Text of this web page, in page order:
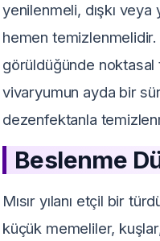
yenilenmeli, dışkı veya
hemen temizlenmelidir.
görüldüğünde
vivaryumun ayda bir
dezenfektanla
Beslenme
Mısır yılanı etçil bir
küçük memeliler,